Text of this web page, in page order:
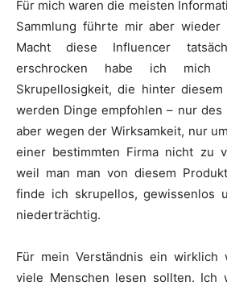
Für mich waren die meisten
Sammlung führte mir aber
Macht diese Influencer
erschrocken habe ich mich
Skrupellosigkeit, die hinter
werden Dinge empfohlen – nur des
aber wegen der Wirksamkeit, nur
einer bestimmten Firma nicht zu
weil man man von diesem
finde ich skrupellos, gewissenlos
niederträchtig.
Für mein Verständnis ein wirklich
viele Menschen lesen sollten. Ich